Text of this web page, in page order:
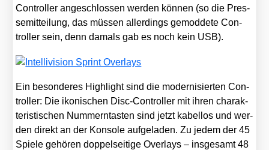
Con­trol­ler ange­schlos­sen wer­den kön­nen (so die Pres­
se­mit­tei­lung, das müs­sen aller­dings gemod­de­te Con­
trol­ler sein, denn damals gab es noch kein USB).
Ein beson­de­res High­light sind die moder­ni­sier­ten Con­
trol­ler: Die iko­ni­schen Disc-Con­trol­ler mit ihren cha­rak­
te­ris­ti­schen Num­mern­tas­ten sind jetzt kabel­los und wer­
den direkt an der Kon­so­le auf­ge­la­den. Zu jedem der 45
Spie­le gehö­ren dop­pel­sei­ti­ge Over­lays – ins­ge­samt 48